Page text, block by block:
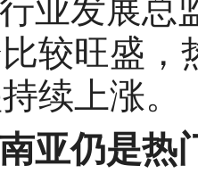
业发展总
较旺盛
续上涨。
亚仍是热